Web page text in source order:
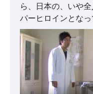
ら、日本の、いや
パーヒロインとなっ